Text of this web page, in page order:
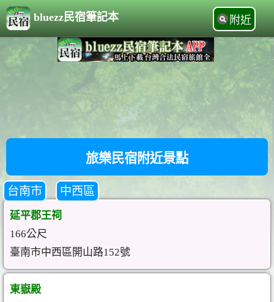
bluezz民宿筆記本 附近
旅樂民宿附近景點
台南市 中西區
延平郡王祠
166公尺
臺南市中西區開山路152號
東嶽殿